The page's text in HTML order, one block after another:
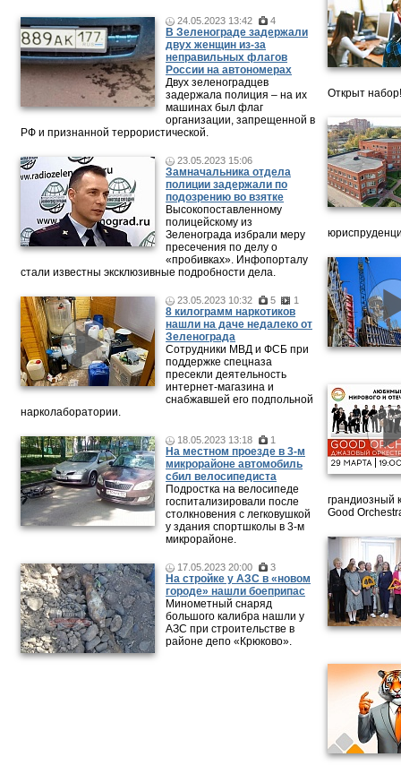
24.05.2023 13:42 4
В Зеленограде задержали
двух женщин из-за
неправильных флагов
России на автономерах
Двух зеленоградцев
задержала полиция – на их
машинах был флаг
организации, запрещенной в
РФ и признанной террористической.
23.05.2023 15:06
Замначальника отдела
полиции задержали по
подозрению во взятке
Высокопоставленному
полицейскому из
Зеленограда избрали меру
пресечения по делу о
«пробивках». Инфопорталу
стали известны эксклюзивные подробности дела.
23.05.2023 10:32 5 1
8 килограмм наркотиков
нашли на даче недалеко от
Зеленограда
Сотрудники МВД и ФСБ при
поддержке спецназа
пресекли деятельность
интернет-магазина и
снабжавшей его подпольной
нарколаборатории.
18.05.2023 13:18 1
На местном проезде в 3-м
микрорайоне автомобиль
сбил велосипедиста
Подростка на велосипеде
госпитализировали после
столкновения с легковушкой
у здания спортшколы в 3-м
микрорайоне.
17.05.2023 20:00 3
На стройке у АЗС в «новом
городе» нашли боеприпас
Минометный снаряд
большого калибра нашли у
АЗС при строительстве в
районе депо «Крюково».
Открыт набор!
грандиозный
Good